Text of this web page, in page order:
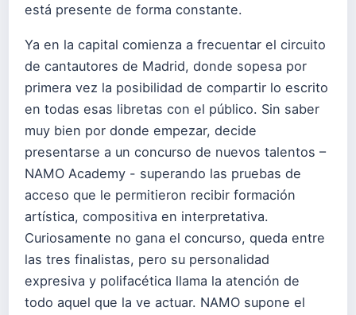
está presente de forma constante.
Ya en la capital comienza a frecuentar el circuito
de cantautores de Madrid, donde sopesa por
primera vez la posibilidad de compartir lo escrito
en todas esas libretas con el público. Sin saber
muy bien por donde empezar, decide
presentarse a un concurso de nuevos talentos –
NAMO Academy - superando las pruebas de
acceso que le permitieron recibir formación
artística, compositiva en interpretativa.
Curiosamente no gana el concurso, queda entre
las tres finalistas, pero su personalidad
expresiva y polifacética llama la atención de
todo aquel que la ve actuar. NAMO supone el